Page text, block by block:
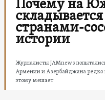
Почему на
странами-
истории
Журналисты JAMnews
Армении и Азербайджана редко
этому мешает